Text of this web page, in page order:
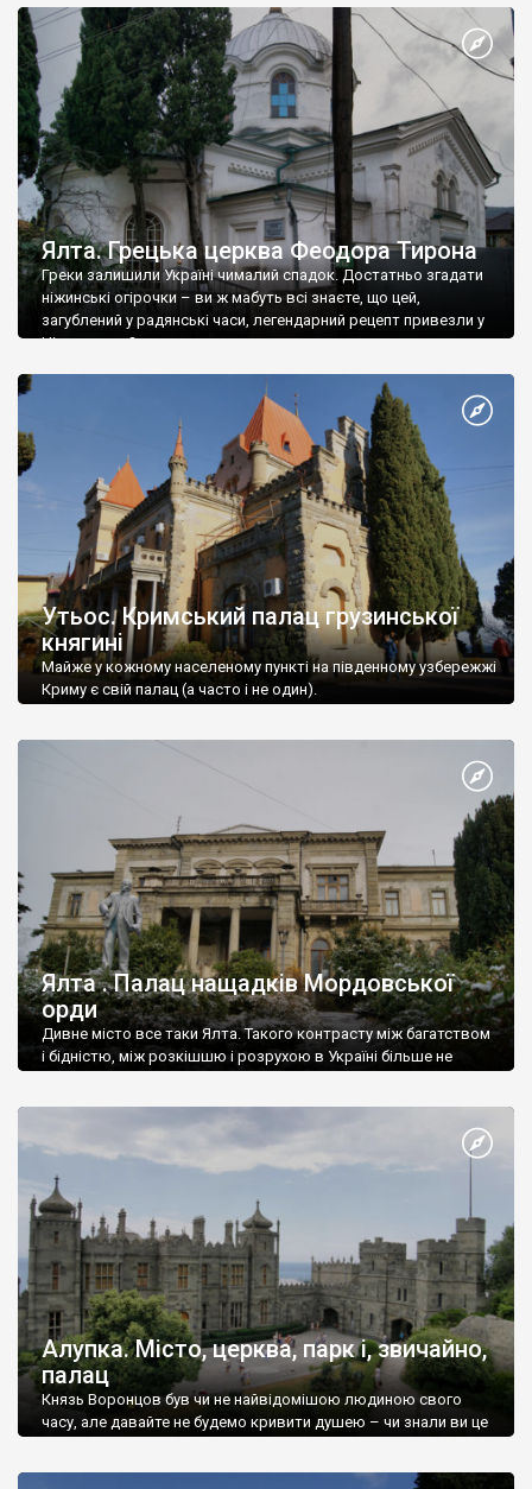
Ялта. Грецька церква Феодора Тирона
Греки залишили Україні чималий спадок. Достатньо згадати
ніжинські огірочки – ви ж мабуть всі знаєте, що цей,
загублений у радянські часи, легендарний рецепт привезли у
Ніжин греки?
Утьос. Кримський палац грузинської
княгині
Майже у кожному населеному пункті на південному узбережжі
Криму є свій палац (а часто і не один).
Ялта . Палац нащадків Мордовської
орди
Дивне місто все таки Ялта. Такого контрасту між багатством
і бідністю, між розкішшю і розрухою в Україні більше не
Алупка. Місто, церква, парк і, звичайно,
палац
Князь Воронцов був чи не найвідомішою людиною свого
часу, але давайте не будемо кривити душею – чи знали ви це